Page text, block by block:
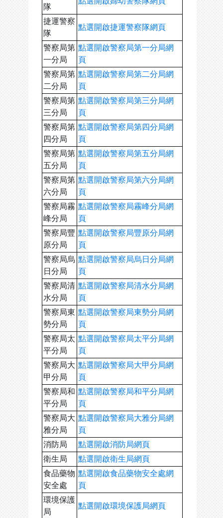
隊
捷運警察
隊
點選開啟捷運警察隊網頁
警察局第
一分局
點選開啟警察局第一分局網
頁
警察局第
二分局
點選開啟警察局第二分局網
頁
警察局第
三分局
點選開啟警察局第三分局網
頁
警察局第
四分局
點選開啟警察局第四分局網
頁
警察局第
五分局
點選開啟警察局第五分局網
頁
警察局第
六分局
點選開啟警察局第六分局網
頁
警察局霧
峰分局
點選開啟警察局霧峰分局網
頁
警察局豐
原分局
點選開啟警察局豐原分局網
頁
警察局烏
日分局
點選開啟警察局烏日分局網
頁
警察局清
水分局
點選開啟警察局清水分局網
頁
警察局東
勢分局
點選開啟警察局東勢分局網
頁
警察局太
平分局
點選開啟警察局太平分局網
頁
警察局大
甲分局
點選開啟警察局大甲分局網
頁
警察局和
平分局
點選開啟警察局和平分局網
頁
警察局大
雅分局
點選開啟警察局大雅分局網
頁
消防局
點選開啟消防局網頁
衛生局
點選開啟衛生局網頁
食品藥物
安全處
點選開啟食品藥物安全處網
頁
環境保護
局
點選開啟環境保護局網頁